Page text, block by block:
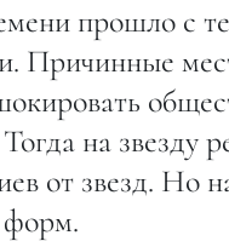
прошло с
Причинные
на
от звезд. Но